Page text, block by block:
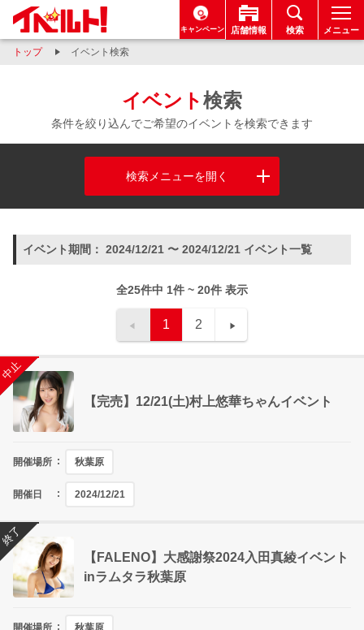
キャンペーン 店舗情報 検索 メニュー
トップ イベント検索
イベント検索
条件を絞り込んでご希望のイベントを検索できます
検索メニューを開く
イベント期間： 2024/12/21 〜 2024/12/21 イベント一覧
全25件中 1件 ~ 20件 表示
1 2
【完売】12/21(土)村上悠華ちゃんイベント
開催場所 秋葉原
開催日 2024/12/21
終了
中止
【FALENO】大感謝祭2024入田真綾イベント
inラムタラ秋葉原
開催場所 秋葉原
終了